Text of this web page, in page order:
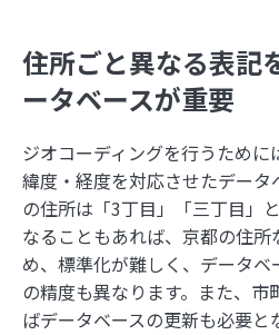
住所ごと異なる表記
ータベースが重要
ジオコーディングを行うために
緯度・経度を対応させたデータ
の住所は「3丁目」「三丁目」
なることもあれば、京都の住
め、標準化が難しく、データ
の精度も異なります。また、
ばデータベースの更新も必要と